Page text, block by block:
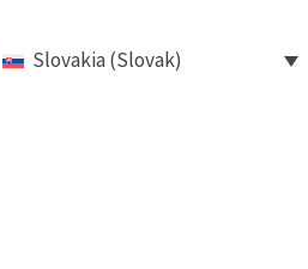
Slovakia (Slovak)